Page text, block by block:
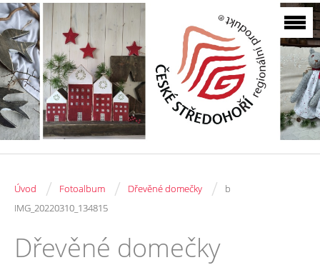
Úvod / Fotoalbum / Dřevěné domečky /
b
IMG_20220310_134815
Dřevěné domečky